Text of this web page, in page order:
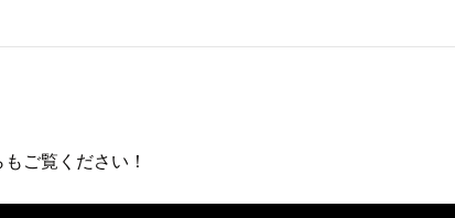
ご覧ください！